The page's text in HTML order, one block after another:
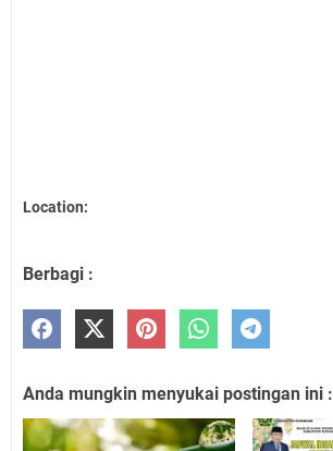
Location:
Berbagi :
Anda mungkin menyukai postingan ini :